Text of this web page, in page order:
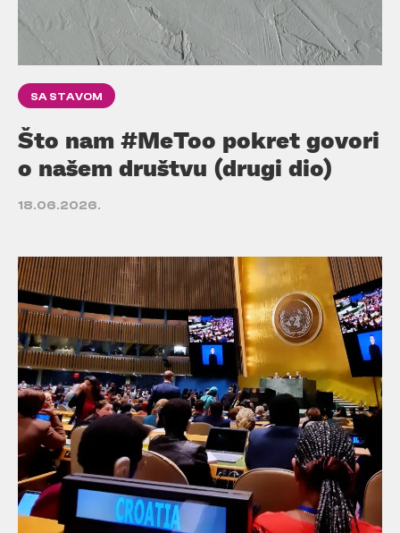
SA STAVOM
Što nam #MeToo pokret govori
o našem društvu (drugi dio)
18.06.2026.